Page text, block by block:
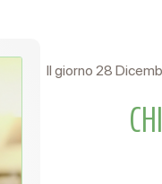
Il giorno 28